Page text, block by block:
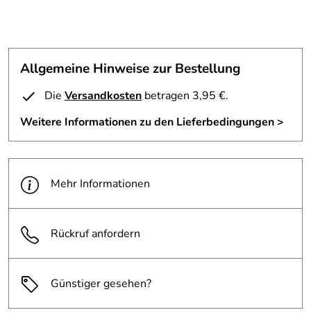
Allgemeine Hinweise zur Bestellung
Die Versandkosten betragen 3,95 €.
Weitere Informationen zu den Lieferbedingungen >
Mehr Informationen
Rückruf anfordern
Günstiger gesehen?